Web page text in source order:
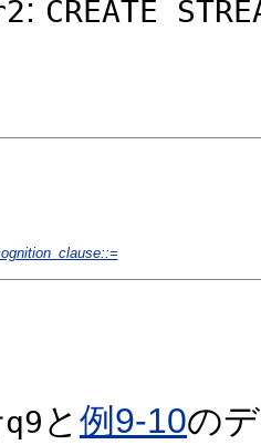
: CREATE
::=
q9 と 例9-10の